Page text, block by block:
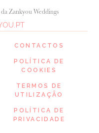
Zankyou Weddings
CONTACTOS
POLÍTICA DE
COOKIES
TERMOS DE
UTILIZAÇÃO
POLÍTICA DE
PRIVACIDADE